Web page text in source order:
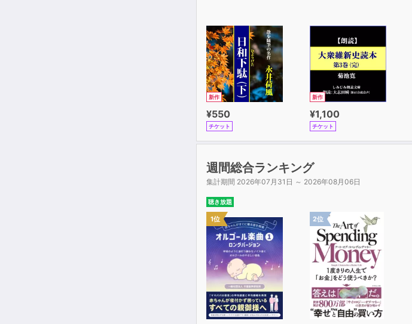
新作
¥550
チケット
新作
¥1,100
チケット
週間総合ランキング
集計期間 2026年07月31日 ～ 2026年08月06日
聴き放題
1位 2位